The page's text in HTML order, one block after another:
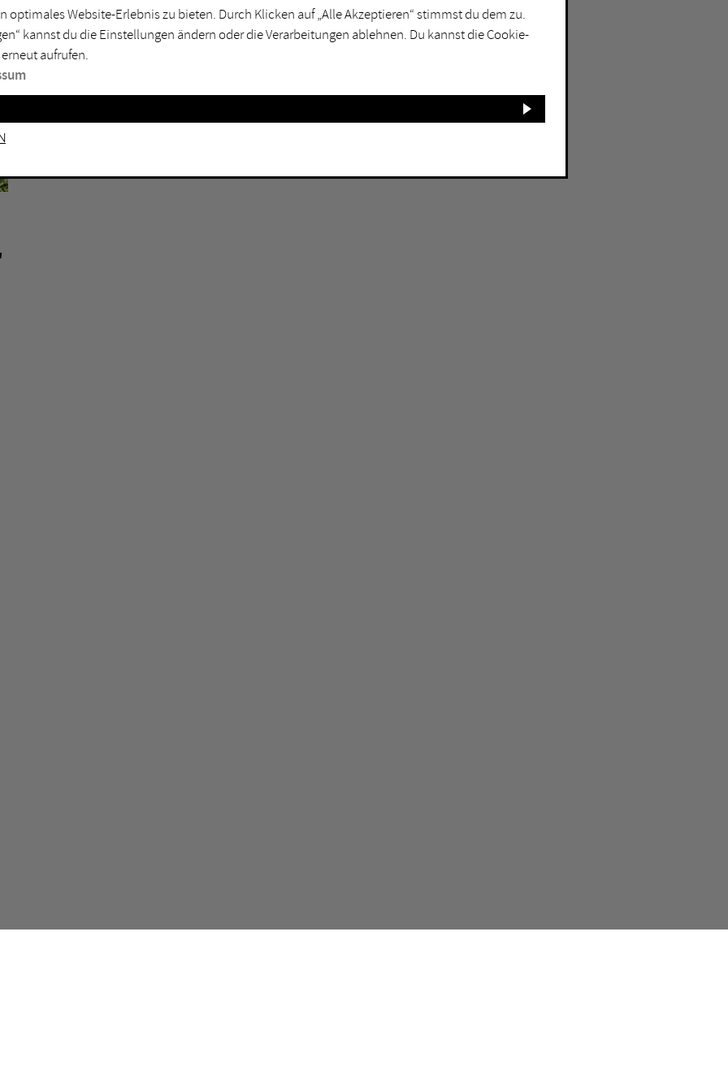
Mülheim an der Ruhr
Oberhausen
Unna
Witten
optimales Website-Erlebnis zu bieten. Durch Klicken auf „Alle Akzeptieren“ stimmst du dem zu.
kannst du die Einstellungen ändern oder die Verarbeitungen ablehnen. Du kannst die Cookie-
aufrufen.